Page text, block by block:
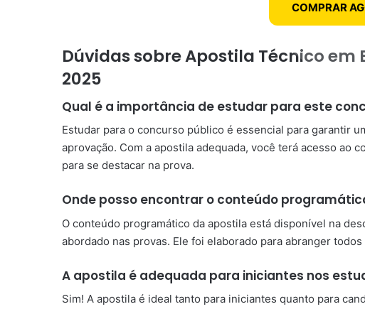
COMPRAR
Dúvidas sobre Apostila Técnico
2025
Qual é a importância de estudar para este
Estudar para o concurso público é essencial para garantir
aprovação. Com a apostila adequada, você terá acesso ao
para se destacar na prova.
Onde posso encontrar o conteúdo
O conteúdo programático da apostila está disponível na
abordado nas provas. Ele foi elaborado para abranger
A apostila é adequada para iniciantes nos
Sim! A apostila é ideal tanto para iniciantes quanto para